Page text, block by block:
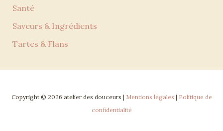
Santé
Saveurs & Ingrédients
Tartes & Flans
Copyright © 2026 atelier des douceurs | Mentions légales | Politique de
confidentialité